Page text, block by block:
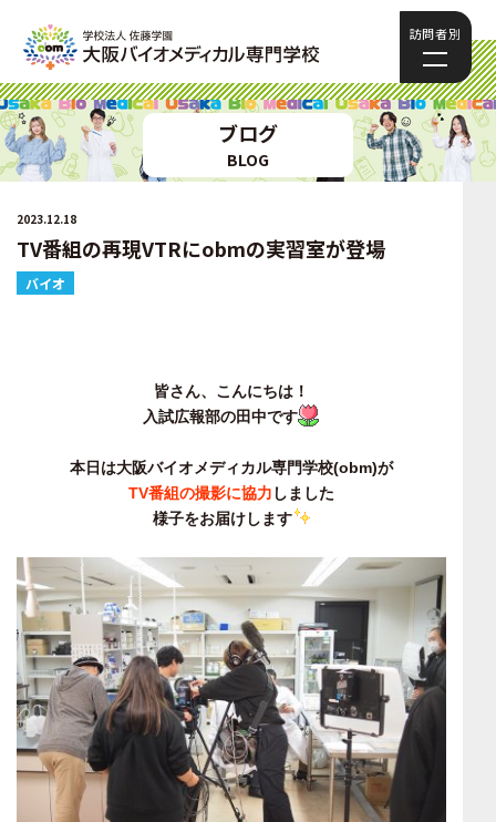
訪問者別
ブログ
BLOG
2023.12.18
TV番組の再現VTRにobmの実習室が登場
バイオ
皆さん、こんにちは！
入試広報部の田中です
本日は大阪バイオメディカル専門学校(obm)が
TV番組の撮影に協力 しました
様子をお届けします